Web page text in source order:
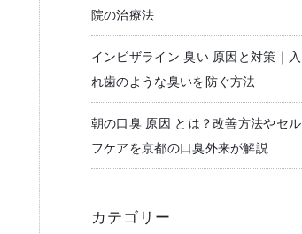
院の治療法
インビザライン 臭い 原因と対策｜入
れ歯のような臭いを防ぐ方法
朝の口臭 原因 とは？改善方法やセル
フケアを京都の口臭外来が解説
カテゴリー